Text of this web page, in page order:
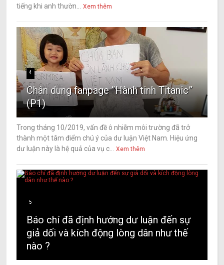
tiếng khi anh thườn...
Xem thêm
4
Chân dung fanpage “Hành tinh Titanic”
(P1)
Trong tháng 10/2019, vấn đề ô nhiễm môi trường đã trở
thành một tâm điểm chú ý của dư luận Việt Nam. Hiệu ứng
dư luận này là hệ quả của vụ c...
Xem thêm
5
Báo chí đã định hướng dư luận đến sự
giả dối và kích động lòng dân như thế
nào ?